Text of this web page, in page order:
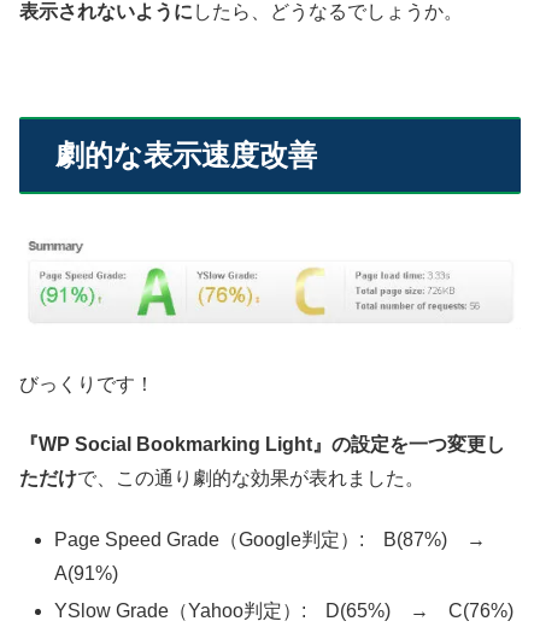
表示されないように したら、どうなるでしょうか。
劇的な表示速度改善
びっくりです！
『WP Social Bookmarking Light』の設定を一つ変更し
ただけで、この通り劇的な効果が表れました。
Page Speed Grade（Google判定）: B(87%) →
A(91%)
YSlow Grade（Yahoo判定）: D(65%) → C(76%)